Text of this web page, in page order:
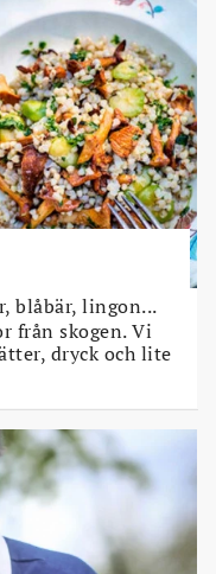
blåbär, lingon...
från skogen. Vi
dryck och lite